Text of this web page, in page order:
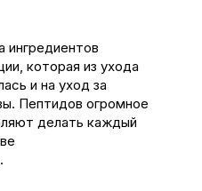
ингредиентов
которая из ухода
и на уход за
Пептидов огромное
делать каждый